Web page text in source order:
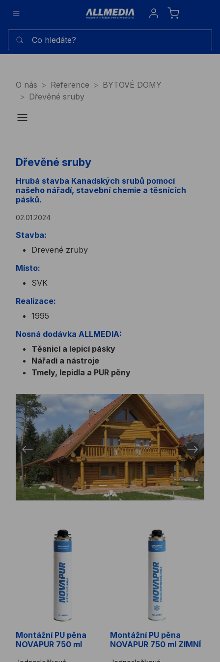
Sign in
Co hledáte?
O nás Reference
BYTOVÉ DOMY
Dřevěné sruby
Dřevěné sruby
Hrubá stavba Kanadských srubů pomocí
našeho nářadí, stavební chemie a těsnících
pásků.
02.01.2024
Stavba:
Drevené zruby
Místo:
SVK
Realizace:
1995
Nosná dodávka ALLMEDIA:
Těsnicí a lepicí pásky
Nářadí a nástroje
Tmely, lepidla a PUR pěny
Předcházející obrázek Další
Přejít na obrázek 1
Přejít na obrázek 2
Přejít na obrázek 3
Přejít na obrázek 4
Montážní PU pěna NOVAPUR 750 ml
Montážní PU pěna
NOVAPUR 750 ml
Montážní PU pěna
Montážní PU pěna
NOVAPUR 750 ml ZIMNÍ